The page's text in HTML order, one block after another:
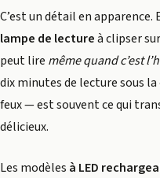
C’est un détail en
lampe de lectureà clipser
peut lire même quand c’est
dix minutes de lecture sous
feux — est souvent ce qui
délicieux.
Les modèles à LED